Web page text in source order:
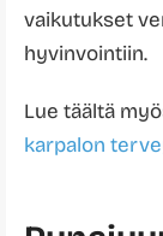
vaikutukset
hyvinvointiin.
Lue täältä
karpalon